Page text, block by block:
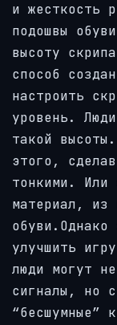
и жесткость
подошвы
высоту
способ
настроить
уровень.
такой
этого,
тонкими. Или
материал, из
обуви.Однако
улучшить
люди могут
сигналы, но
“бесшумные”